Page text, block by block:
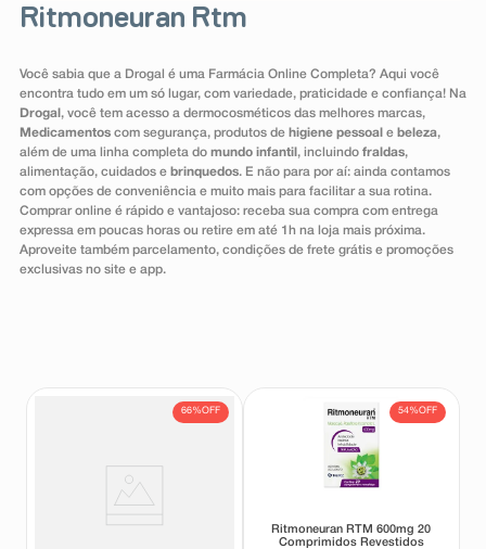
Ritmoneuran Rtm
Você sabia que a Drogal é uma Farmácia Online Completa? Aqui você
encontra tudo em um só lugar, com variedade, praticidade e confiança! Na
Drogal , você tem acesso a dermocosméticos das melhores marcas,
Medicamentoscom segurança, produtos de higiene pessoal e beleza,
além de uma linha completa do mundo infantil , incluindo fraldas,
alimentação, cuidados e brinquedos. E não para por aí: ainda contamos
com opções de conveniência e muito mais para facilitar a sua rotina.
Comprar online é rápido e vantajoso: receba sua compra com entrega
expressa em poucas horas ou retire em até 1h na loja mais próxima.
Aproveite também parcelamento, condições de frete grátis e promoções
exclusivas no site e app.
66%OFF 54%OFF
Ritmoneuran RTM 600mg 20
Comprimidos Revestidos
6º minoxidil
8º absorvente
9º teste gravidez
10ºesmalte
2º pampers confort sec max
4º lenço umedecido
5º tadalafila
6º minoxidil
7º desodorante
8º absorvente